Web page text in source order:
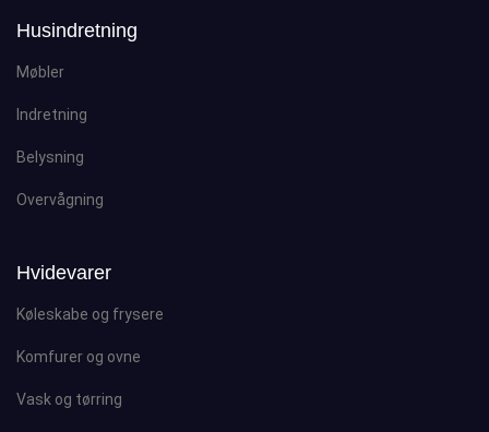
Husindretning
Møbler
Indretning
Belysning
Overvågning
Hvidevarer
Køleskabe og frysere
Komfurer og ovne
Vask og tørring